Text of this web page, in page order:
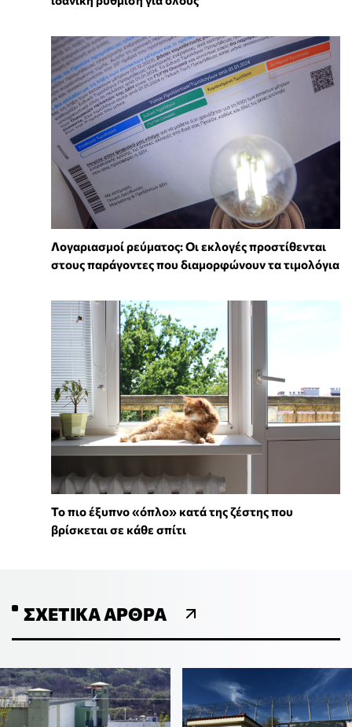
Λογαριασμοί ρεύματος: Οι εκλογές προστίθενται
στους παράγοντες που διαμορφώνουν τα τιμολόγια
To πιο έξυπνο «όπλο» κατά της ζέστης που
βρίσκεται σε κάθε σπίτι
ΣΧΕΤΙΚΆ ΆΡΘΡΑ